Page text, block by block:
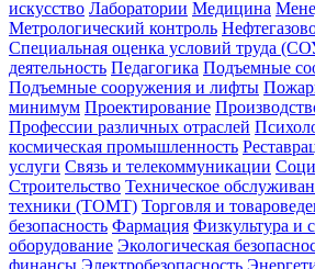
искусство Лаборатории Медицина
Метрологический контроль
Специальная оценка условий труда
деятельность Педагогика Подъемные
Подъемные сооружения и лифты
минимум Проектирование
Профессии различных отраслей
космическая промышленность
услуги Связь и телекоммуникации
Строительство Техническое
техники (ТОМТ) Торговля и
безопасность Фармация Физкультура и
оборудование Экологическая
финансы Электробезопасность